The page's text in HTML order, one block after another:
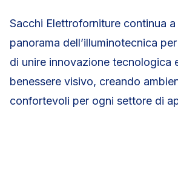
Sacchi Elettroforniture continua
panorama dell’illuminotecnica
di unire innovazione tecnologica
benessere visivo, creando
confortevoli per ogni settore di